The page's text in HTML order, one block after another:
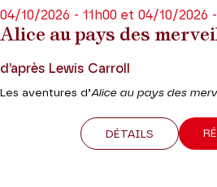
Alice au pays des
04/10/2026 - 11h00 et 04/10/2026
d’après Lewis Carroll
Les aventures d’Alice au pays des
DÉTAILS